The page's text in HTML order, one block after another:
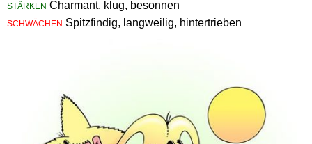
STÄRKEN Charmant, klug, besonnen
SCHWÄCHEN Spitzfindig, langweilig, hintertrieben